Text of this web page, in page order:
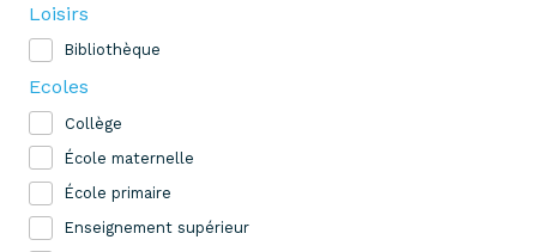
Loisirs
Bibliothèque
Ecoles
Collège
École maternelle
École primaire
Enseignement supérieur